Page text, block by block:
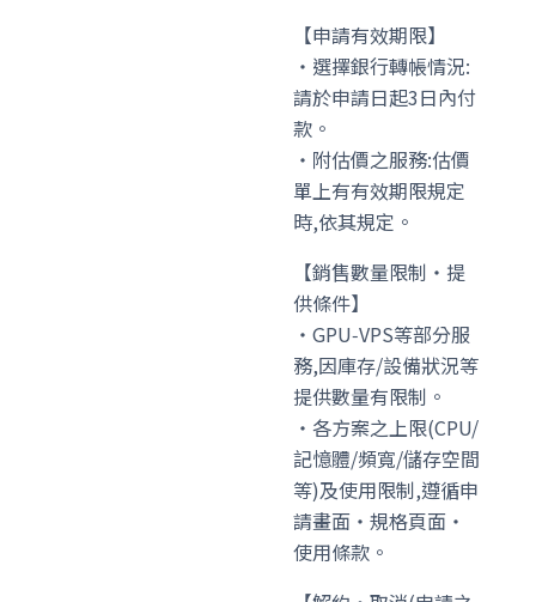
【申請有效期限】
・選擇銀行轉帳情況:
請於申請日起3日內付
款。
・附估價之服務:估價
單上有有效期限規定
時,依其規定。
【銷售數量限制・提
供條件】
・GPU‑VPS等部分服
務,因庫存/設備狀況等
提供數量有限制。
・各方案之上限(CPU/
記憶體/頻寬/儲存空間
等)及使用限制,遵循申
請畫面・規格頁面・
使用條款。